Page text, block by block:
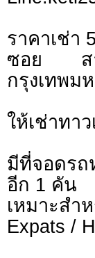
ราคาเช่า
ซอย ส
กรุงเทพม
ให้เช่าทา
มีที่จอดรถ
อีก 1 คัน
เหมาะส
Expats /